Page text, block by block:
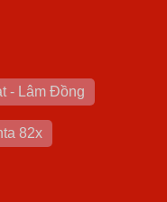
- Lâm Đồng
82x